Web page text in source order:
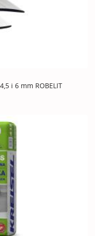
i 6 mm ROBELIT